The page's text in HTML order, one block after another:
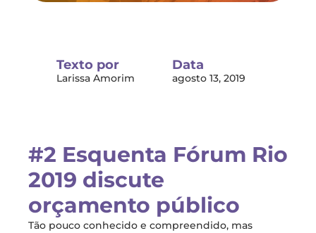
Texto por
Larissa Amorim
Data
agosto 13, 2019
#2 Esquenta Fórum Rio
2019 discute
orçamento público
Tão pouco conhecido e compreendido, mas